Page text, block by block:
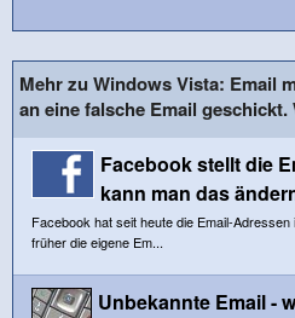
Mehr zu Windows Vista: Email
an eine falsche Email geschickt.
Facebook stellt die
kann man das
Facebook hat seit heute die Email-
früher die eigene Em...
Unbekannte Email -